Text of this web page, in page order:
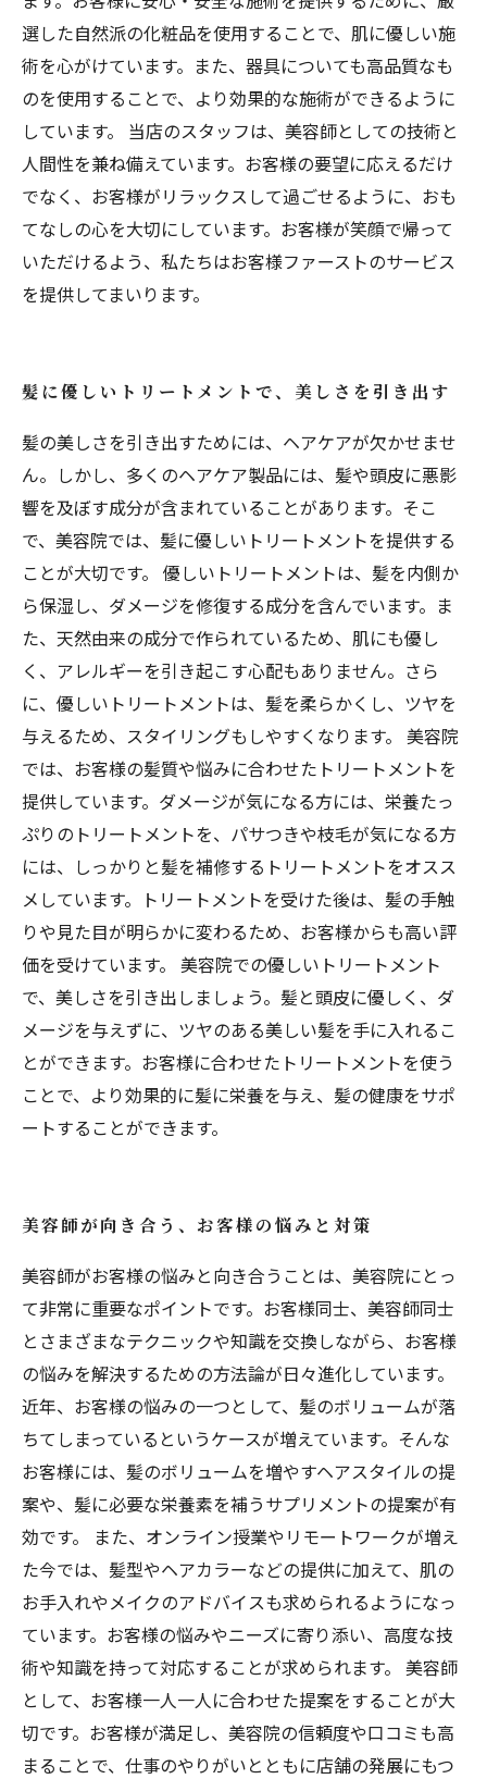
選した自然派の化粧品を使用することで、肌に優しい施
術を心がけています。また、器具についても高品質なも
のを使用することで、より効果的な施術ができるように
しています。 当店のスタッフは、美容師としての技術と
人間性を兼ね備えています。お客様の要望に応えるだけ
でなく、お客様がリラックスして過ごせるように、おも
てなしの心を大切にしています。お客様が笑顔で帰って
いただけるよう、私たちはお客様ファーストのサービス
を提供してまいります。
髪に優しいトリートメントで、美しさを引き出す
髪の美しさを引き出すためには、ヘアケアが欠かせませ
ん。しかし、多くのヘアケア製品には、髪や頭皮に悪影
響を及ぼす成分が含まれていることがあります。そこ
で、美容院では、髪に優しいトリートメントを提供する
ことが大切です。 優しいトリートメントは、髪を内側か
ら保湿し、ダメージを修復する成分を含んでいます。ま
た、天然由来の成分で作られているため、肌にも優し
く、アレルギーを引き起こす心配もありません。さら
に、優しいトリートメントは、髪を柔らかくし、ツヤを
与えるため、スタイリングもしやすくなります。 美容院
では、お客様の髪質や悩みに合わせたトリートメントを
提供しています。ダメージが気になる方には、栄養たっ
ぷりのトリートメントを、パサつきや枝毛が気になる方
には、しっかりと髪を補修するトリートメントをオスス
メしています。トリートメントを受けた後は、髪の手触
りや見た目が明らかに変わるため、お客様からも高い評
価を受けています。 美容院での優しいトリートメント
で、美しさを引き出しましょう。髪と頭皮に優しく、ダ
メージを与えずに、ツヤのある美しい髪を手に入れるこ
とができます。お客様に合わせたトリートメントを使う
ことで、より効果的に髪に栄養を与え、髪の健康をサポ
ートすることができます。
美容師が向き合う、お客様の悩みと対策
美容師がお客様の悩みと向き合うことは、美容院にとっ
て非常に重要なポイントです。お客様同士、美容師同士
とさまざまなテクニックや知識を交換しながら、お客様
の悩みを解決するための方法論が日々進化しています。
近年、お客様の悩みの一つとして、髪のボリュームが落
ちてしまっているというケースが増えています。そんな
お客様には、髪のボリュームを増やすヘアスタイルの提
案や、髪に必要な栄養素を補うサプリメントの提案が有
効です。 また、オンライン授業やリモートワークが増え
た今では、髪型やヘアカラーなどの提供に加えて、肌の
お手入れやメイクのアドバイスも求められるようになっ
ています。お客様の悩みやニーズに寄り添い、高度な技
術や知識を持って対応することが求められます。 美容師
として、お客様一人一人に合わせた提案をすることが大
切です。お客様が満足し、美容院の信頼度や口コミも高
まることで、仕事のやりがいとともに店舗の発展にもつ